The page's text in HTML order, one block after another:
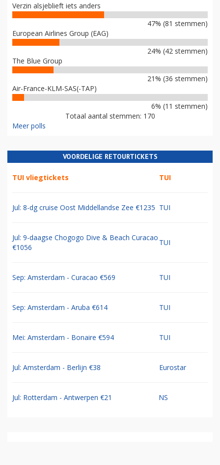
Verzin alsjeblieft iets anders
47% (81 stemmen)
European Airlines Group (EAG)
24% (42 stemmen)
The Blue Group
21% (36 stemmen)
Air-France-KLM-SAS(-TAP)
6% (11 stemmen)
Totaal aantal stemmen: 170
Meer polls
VOORDELIGE RETOURTICKETS
TUI vliegtickets TUI
Jul: 8-dg cruise Oost Middellandse Zee €1235 TUI
Jul: 9-daagse Chogogo Dive & Beach Curacao
€1056
TUI
Sep: Amsterdam - Curacao €569 TUI
Sep: Amsterdam - Aruba €614 TUI
Mei: Amsterdam - Bonaire €594 TUI
Jul: Amsterdam - Berlijn €38 Eurostar
Jul: Rotterdam - Antwerpen €21 NS